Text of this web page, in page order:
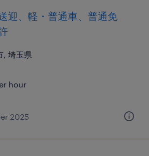
迎、軽・普通車、普通免
, 埼玉県
hour
2025